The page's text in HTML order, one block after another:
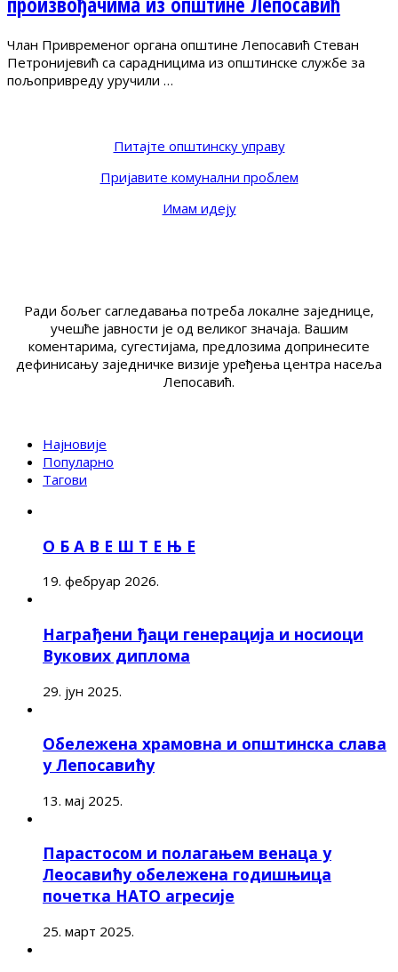
Члан Привременог органа општине Лепосавић Стеван
Петронијевић са сарадницима из општинске службе за
пољопривреду уручили …
Питајте општинску управу
Пријавите комунални проблем
Имам идеју
Ради бољег сагледавања потреба локалне заједнице,
учешће јавности је од великог значаја. Вашим
коментарима, сугестијама, предлозима допринесите
дефинисању заједничке визије уређења центра насеља
Лепосавић.
Најновије
Популарно
Тагови
О Б А В Е Ш Т Е Њ Е
19. фебруар 2026.
Награђени ђаци генерација и носиоци
Вукових диплома
29. јун 2025.
Обележена храмовна и општинска слава
у Лепосавићу
13. мај 2025.
Парастосом и полагањем венаца у
Леосавићу обележена годишњица
почетка НАТО агресије
25. март 2025.